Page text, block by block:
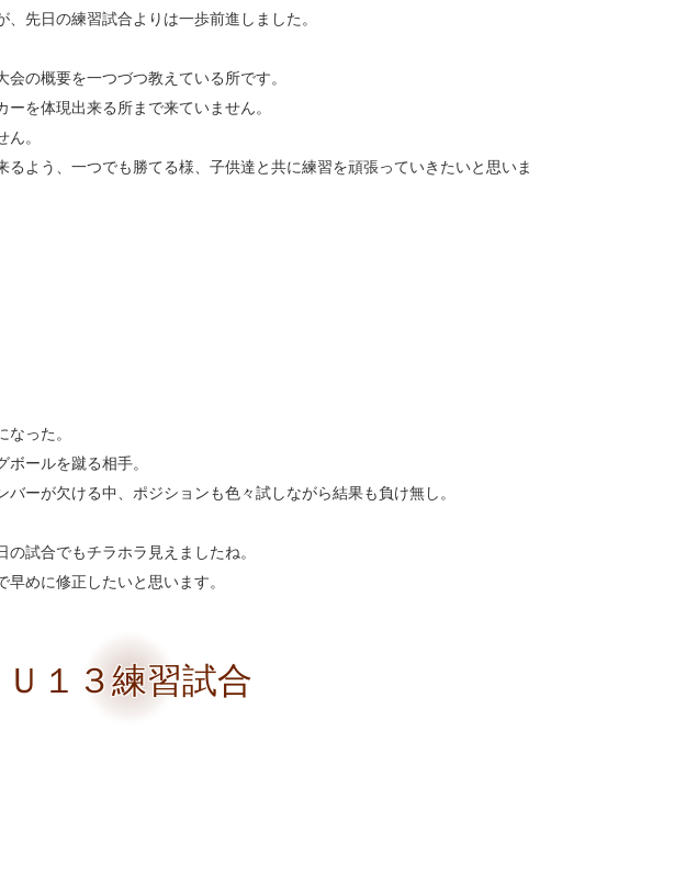
先日の練習試合よりは一歩前進しました。
の概要を一つづつ教えている所です。
を体現出来る所まで来ていません。
。
るよう、一つでも勝てる様、子供達と共に練習を頑張っていきたいと思いま
った。
ールを蹴る相手。
ーが欠ける中、ポジションも色々試しながら結果も負け無し。
試合でもチラホラ見えましたね。
めに修正したいと思います。
Ｕ１３練習試合